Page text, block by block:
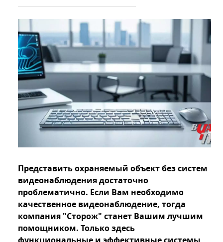
Представить охраняемый объект без систем
видеонаблюдения достаточно
проблематично. Если Вам необходимо
качественное видеонаблюдение, тогда
компания "Сторож" станет Вашим лучшим
помощником. Только здесь